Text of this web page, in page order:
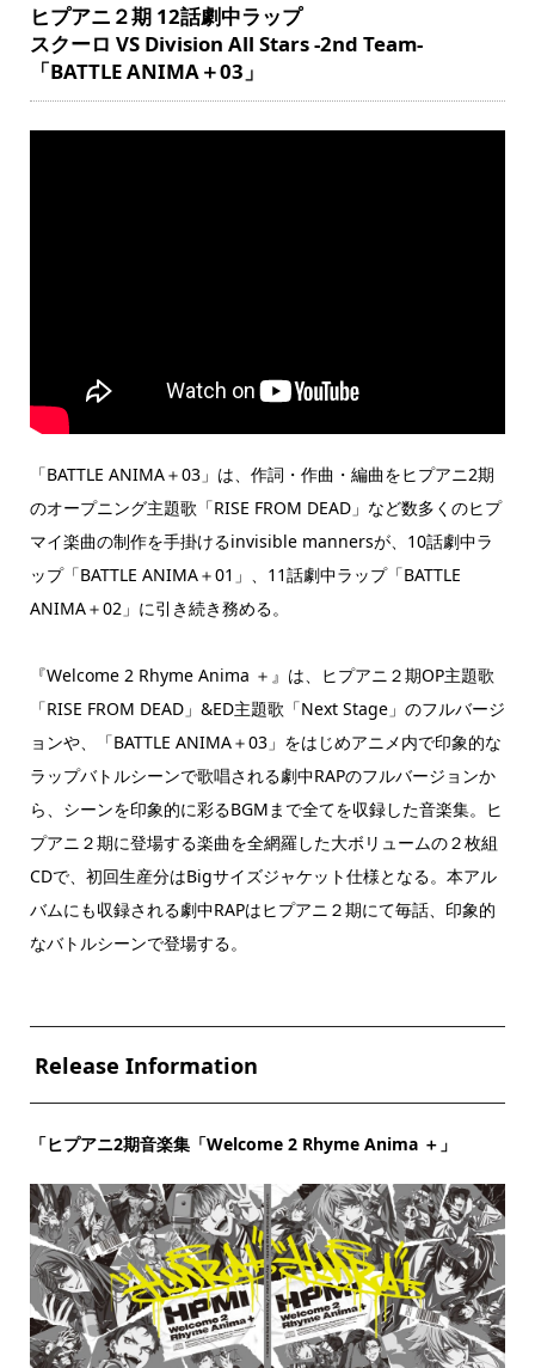
ヒプアニ２期 12話劇中ラップ
スクーロ VS Division All Stars -2nd Team-
「BATTLE ANIMA＋03」
「BATTLE ANIMA＋03」は、作詞・作曲・編曲をヒプアニ2期
のオープニング主題歌「RISE FROM DEAD」など数多くのヒプ
マイ楽曲の制作を手掛けるinvisible mannersが、10話劇中ラ
ップ「BATTLE ANIMA＋01」、11話劇中ラップ「BATTLE
ANIMA＋02」に引き続き務める。
『Welcome 2 Rhyme Anima ＋』は、ヒプアニ２期OP主題歌
「RISE FROM DEAD」&ED主題歌「Next Stage」のフルバージ
ョンや、「BATTLE ANIMA＋03」をはじめアニメ内で印象的な
ラップバトルシーンで歌唱される劇中RAPのフルバージョンか
ら、シーンを印象的に彩るBGMまで全てを収録した音楽集。ヒ
プアニ２期に登場する楽曲を全網羅した大ボリュームの２枚組
CDで、初回生産分はBigサイズジャケット仕様となる。本アル
バムにも収録される劇中RAPはヒプアニ２期にて毎話、印象的
なバトルシーンで登場する。
Release Information
「ヒプアニ2期音楽集「Welcome 2 Rhyme Anima ＋」